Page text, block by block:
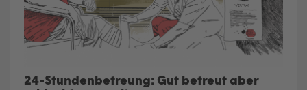
24-Stundenbetreung: Gut betreut aber